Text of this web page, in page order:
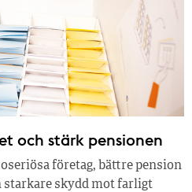
och stärk pensionen
företag, bättre pension
starkare skydd mot farligt